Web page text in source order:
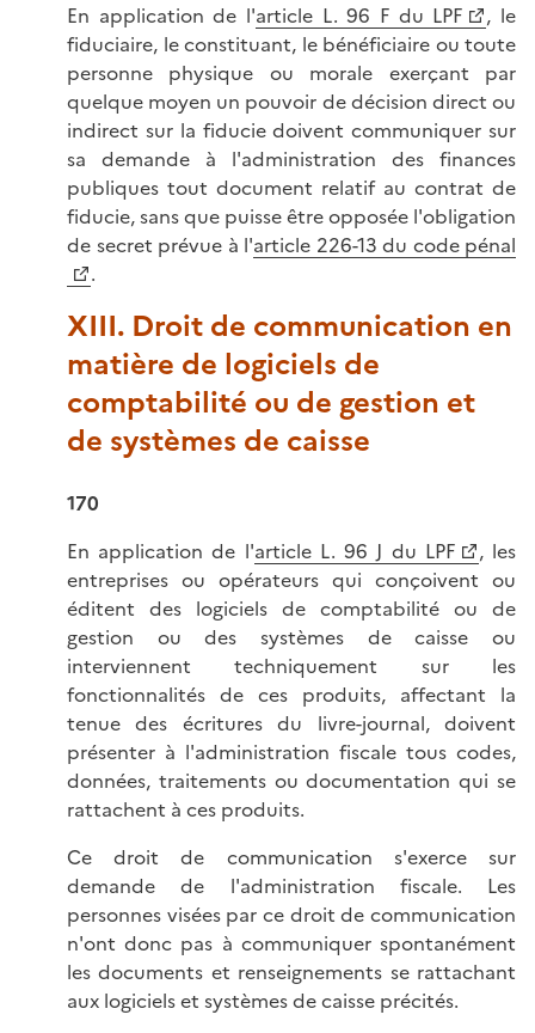
En application de l'article L. 96 F du LPF
, le
fiduciaire, le constituant, le bénéficiaire ou toute
personne physique ou morale exerçant par
quelque moyen un pouvoir de décision direct ou
indirect sur la fiducie doivent communiquer sur
sa demande à l'administration des finances
publiques tout document relatif au contrat de
fiducie, sans que puisse être opposée l'obligation
de secret prévue à l'article 226-13 du code pénal
.
XIII. Droit de communication en
matière de logiciels de
comptabilité ou de gestion et
de systèmes de caisse
170
En application de l'article L. 96 J du LPF
, les
entreprises ou opérateurs qui conçoivent ou
éditent des logiciels de comptabilité ou de
gestion ou des systèmes de caisse ou
interviennent techniquement sur les
fonctionnalités de ces produits, affectant la
tenue des écritures du livre-journal, doivent
présenter à l'administration fiscale tous codes,
données, traitements ou documentation qui se
rattachent à ces produits.
Ce droit de communication s'exerce sur
demande de l'administration fiscale. Les
personnes visées par ce droit de communication
n'ont donc pas à communiquer spontanément
les documents et renseignements se rattachant
aux logiciels et systèmes de caisse précités.